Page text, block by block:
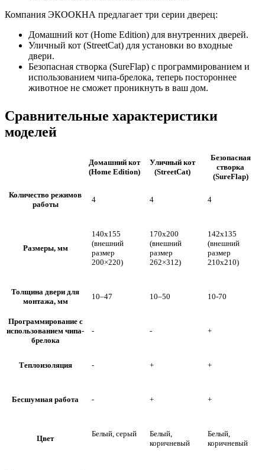
Компания ЭКООКНА предлагает три серии дверец:
Домашний кот (Home Edition) для внутренних дверей.
Уличный кот (StreetCat) для установки во входные
двери.
Безопасная створка (SureFlap) с программированием и
использованием чипа-брелока, теперь постороннее
животное не сможет проникнуть в ваш дом.
Сравнительные характеристики
моделей
Домашний кот
(Home Edition)
Уличный кот
(StreetCat)
Безопасная
створка
(SureFlap)
Количество режимов
работы
4 4 4
Размеры, мм
140х155
(внешний
размер
200×220)
170х200
(внешний
размер
262×312)
142х135
(внешний
размер
210х210)
Толщина двери для
монтажа, мм
10–47 10–50 10-70
Программирование с
использованием чипа-
брелока
- - +
Теплоизоляция - + +
Бесшумная работа - + +
Цвет
Белый, серый
Белый,
коричневый
Белый,
коричневый